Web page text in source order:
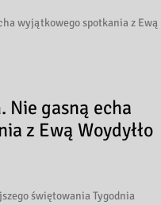
wyjątkowego spotkania z Ewą
Nie gasną echa
z Ewą Woydyłło
świętowania Tygodnia